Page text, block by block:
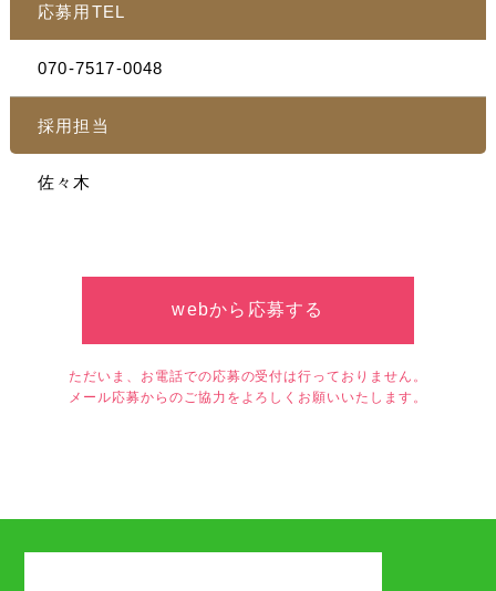
応募用TEL
070-7517-0048
採用担当
佐々木
webから応募する
ただいま、お電話での応募の受付は行っておりません。
メール応募からのご協力をよろしくお願いいたします。